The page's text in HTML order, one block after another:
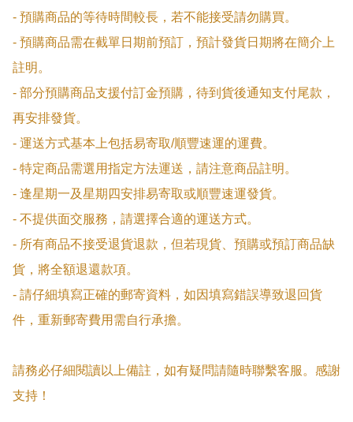
- 預購商品的等待時間較長，若不能接受請勿購買。
- 預購商品需在截單日期前預訂，預計發貨日期將在簡介上
註明。
- 部分預購商品支援付訂金預購，待到貨後通知支付尾款，
再安排發貨。
- 運送方式基本上包括易寄取/順豐速運的運費。
- 特定商品需選用指定方法運送，請注意商品註明。
- 逢星期一及星期四安排易寄取或順豐速運發貨。
- 不提供面交服務，請選擇合適的運送方式。
- 所有商品不接受退貨退款，但若現貨、預購或預訂商品缺
貨，將全額退還款項。
- 請仔細填寫正確的郵寄資料，如因填寫錯誤導致退回貨
件，重新郵寄費用需自行承擔。
請務必仔細閱讀以上備註，如有疑問請隨時聯繫客服。感謝
支持！